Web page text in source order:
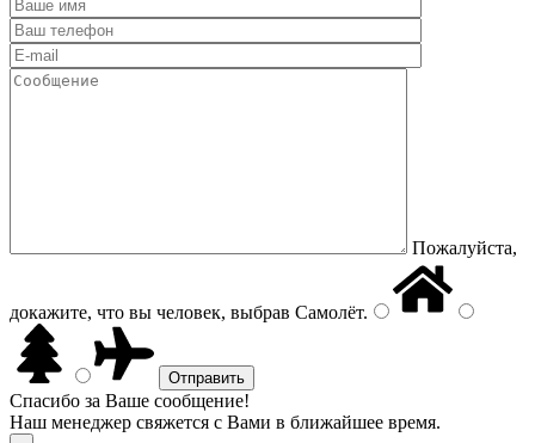
Пожалуйста,
докажите, что вы человек, выбрав Самолёт.
Спасибо за Ваше сообщение!
Наш менеджер свяжется с Вами в ближайшее время.